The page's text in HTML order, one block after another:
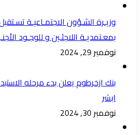
وزيـرة الشـؤون الاجتمـاعيـة
بمعـتمديـة اللاجئـين و للوجـود
نوفمبر 29, 2024
بنك ازخرطوم يعلن بدء مرحله
ابشر
نوفمبر 30, 2024